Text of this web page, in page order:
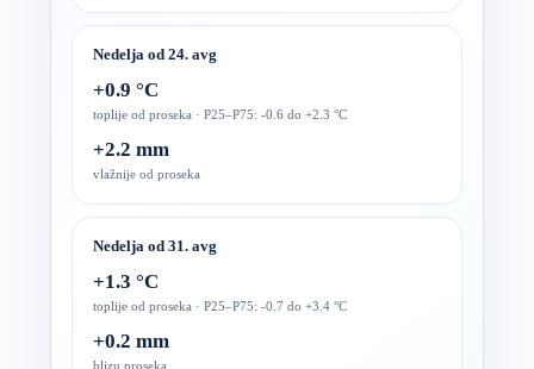
Nedelja od 24. avg
+0.9 °C
toplije od proseka · P25–P75: -0.6 do +2.3 °C
+2.2 mm
vlažnije od proseka
Nedelja od 31. avg
+1.3 °C
toplije od proseka · P25–P75: -0.7 do +3.4 °C
+0.2 mm
blizu proseka